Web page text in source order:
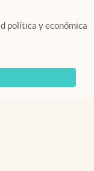
política y económica